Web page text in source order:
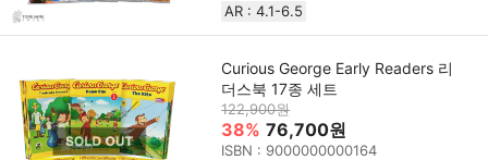
AR : 4.1-6.5
Curious George Early Readers 리
더스북 17종 세트
122,900원
38% 76,700원
ISBN : 9000000000164